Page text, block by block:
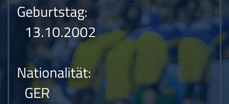
Geburtstag:
13.10.2002
Nationalität:
GER